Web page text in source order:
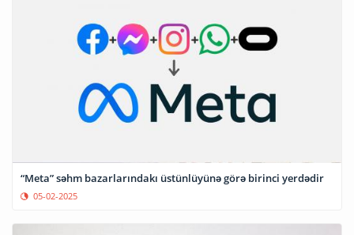
“Meta” səhm bazarlarındakı üstünlüyünə görə birinci yerdədir
05-02-2025